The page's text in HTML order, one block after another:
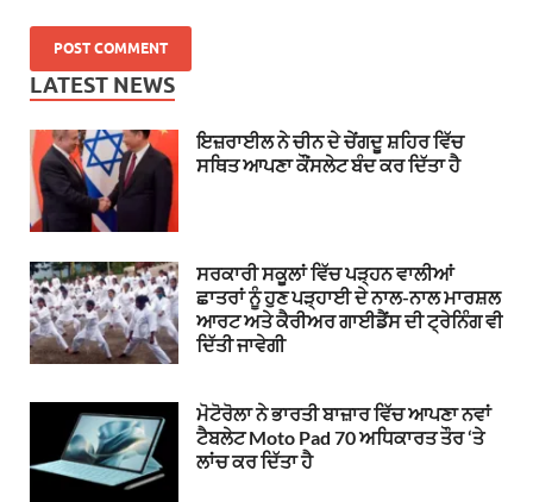
LATEST NEWS
ਇਜ਼ਰਾਈਲ ਨੇ ਚੀਨ ਦੇ ਚੇਂਗਦੂ ਸ਼ਹਿਰ ਵਿੱਚ
ਸਥਿਤ ਆਪਣਾ ਕੌਂਸਲੇਟ ਬੰਦ ਕਰ ਦਿੱਤਾ ਹੈ
ਸਰਕਾਰੀ ਸਕੂਲਾਂ ਵਿੱਚ ਪੜ੍ਹਨ ਵਾਲੀਆਂ
ਛਾਤਰਾਂ ਨੂੰ ਹੁਣ ਪੜ੍ਹਾਈ ਦੇ ਨਾਲ-ਨਾਲ ਮਾਰਸ਼ਲ
ਆਰਟ ਅਤੇ ਕੈਰੀਅਰ ਗਾਈਡੈਂਸ ਦੀ ਟ੍ਰੇਨਿੰਗ ਵੀ
ਦਿੱਤੀ ਜਾਵੇਗੀ
ਮੋਟੋਰੋਲਾ ਨੇ ਭਾਰਤੀ ਬਾਜ਼ਾਰ ਵਿੱਚ ਆਪਣਾ ਨਵਾਂ
ਟੈਬਲੇਟ Moto Pad 70 ਅਧਿਕਾਰਤ ਤੌਰ ‘ਤੇ
ਲਾਂਚ ਕਰ ਦਿੱਤਾ ਹੈ